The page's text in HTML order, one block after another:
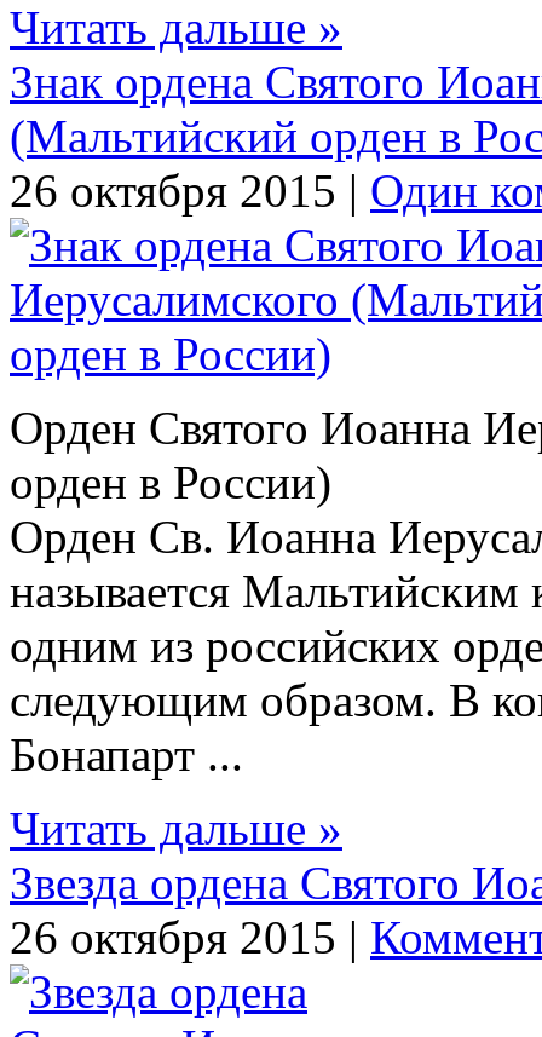
Читать дальше »
Знак ордена Святого
(Мальтийский орден в
26 октября 2015 | Один
Орден Святого Иоанна
орден в России)
Орден Св. Иоанна
называется Мальтийским
одним из российских
следующим образом. В
Бонапарт ...
Читать дальше »
Звезда ордена Святого
26 октября 2015 |